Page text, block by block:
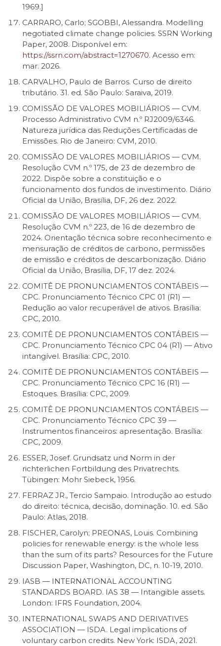
1969.]
CARRARO, Carlo; SGOBBI, Alessandra. Modelling
negotiated climate change policies. SSRN Working
Paper, 2008. Disponível em:
https://ssrn.com/abstract=1270670. Acesso em:
mar. 2026.
CARVALHO, Paulo de Barros. Curso de direito
tributário. 31. ed. São Paulo: Saraiva, 2019.
COMISSÃO DE VALORES MOBILIÁRIOS — CVM.
Processo Administrativo CVM n.º RJ2009/6346.
Natureza jurídica das Reduções Certificadas de
Emissões. Rio de Janeiro: CVM, 2010.
COMISSÃO DE VALORES MOBILIÁRIOS — CVM.
Resolução CVM n.º 175, de 23 de dezembro de
2022. Dispõe sobre a constituição e o
funcionamento dos fundos de investimento. Diário
Oficial da União, Brasília, DF, 26 dez. 2022.
COMISSÃO DE VALORES MOBILIÁRIOS — CVM.
Resolução CVM n.º 223, de 16 de dezembro de
2024. Orientação técnica sobre reconhecimento e
mensuração de créditos de carbono, permissões
de emissão e créditos de descarbonização. Diário
Oficial da União, Brasília, DF, 17 dez. 2024.
COMITÊ DE PRONUNCIAMENTOS CONTÁBEIS —
CPC. Pronunciamento Técnico CPC 01 (R1) —
Redução ao valor recuperável de ativos. Brasília:
CPC, 2010.
COMITÊ DE PRONUNCIAMENTOS CONTÁBEIS —
CPC. Pronunciamento Técnico CPC 04 (R1) — Ativo
intangível. Brasília: CPC, 2010.
COMITÊ DE PRONUNCIAMENTOS CONTÁBEIS —
CPC. Pronunciamento Técnico CPC 16 (R1) —
Estoques. Brasília: CPC, 2009.
COMITÊ DE PRONUNCIAMENTOS CONTÁBEIS —
CPC. Pronunciamento Técnico CPC 39 —
Instrumentos financeiros: apresentação. Brasília:
CPC, 2009.
ESSER, Josef. Grundsatz und Norm in der
richterlichen Fortbildung des Privatrechts.
Tübingen: Mohr Siebeck, 1956.
FERRAZ JR., Tercio Sampaio. Introdução ao estudo
do direito: técnica, decisão, dominação. 10. ed. São
Paulo: Atlas, 2018.
FISCHER, Carolyn; PREONAS, Louis. Combining
policies for renewable energy: is the whole less
than the sum of its parts? Resources for the Future
Discussion Paper, Washington, DC, n. 10-19, 2010.
IASB — INTERNATIONAL ACCOUNTING
STANDARDS BOARD. IAS 38 — Intangible assets.
London: IFRS Foundation, 2004.
INTERNATIONAL SWAPS AND DERIVATIVES
ASSOCIATION — ISDA. Legal implications of
voluntary carbon credits. New York: ISDA, 2021.